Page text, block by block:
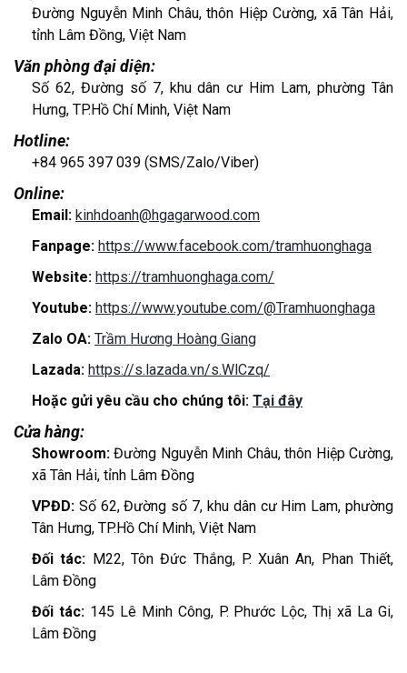
Đường Nguyễn Minh Châu, thôn Hiệp Cường, xã Tân Hải,
tỉnh Lâm Đồng, Việt Nam
Văn phòng đại diện:
Số 62, Đường số 7, khu dân cư Him Lam, phường Tân
Hưng, TP.Hồ Chí Minh, Việt Nam
Hotline:
+84 965 397 039 (SMS/Zalo/Viber)
Online:
Email: kinhdoanh@hgagarwood.com
Fanpage: https://www.facebook.com/tramhuonghaga
Website: https://tramhuonghaga.com/
Youtube: https://www.youtube.com/@Tramhuonghaga
Zalo OA: Trầm Hương Hoàng Giang
Lazada: https://s.lazada.vn/s.WlCzq/
Hoặc gửi yêu cầu cho chúng tôi: Tại đây
Cửa hàng:
Showroom:Đường Nguyễn Minh Châu, thôn Hiệp Cường,
xã Tân Hải, tỉnh Lâm Đồng
VPĐD: Số 62, Đường số 7, khu dân cư Him Lam, phường
Tân Hưng, TP.Hồ Chí Minh, Việt Nam
Đối tác: M22, Tôn Đức Thắng, P. Xuân An, Phan Thiết,
Lâm Đồng
Đối tác: 145 Lê Minh Công, P. Phước Lộc, Thị xã La Gi,
Lâm Đồng